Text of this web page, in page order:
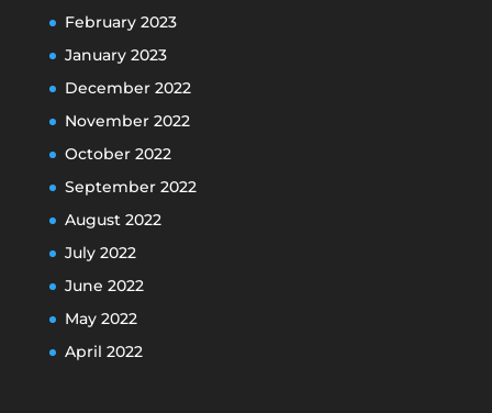
February 2023
January 2023
December 2022
November 2022
October 2022
September 2022
August 2022
July 2022
June 2022
May 2022
April 2022